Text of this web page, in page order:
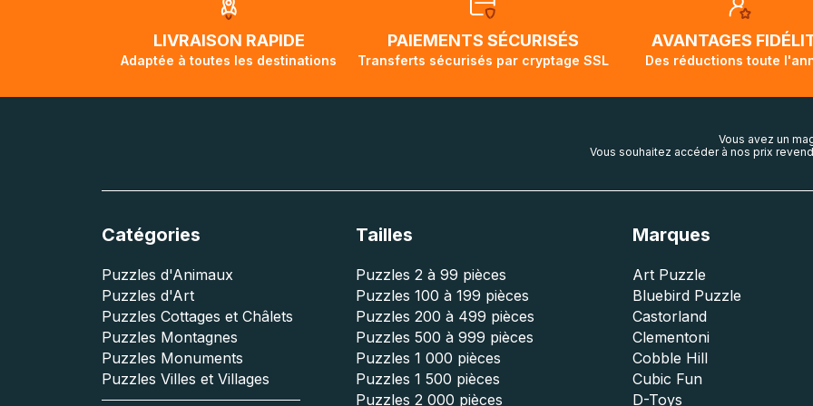
LIVRAISON RAPIDE
Adaptée à toutes les destinations
PAIEMENTS SÉCURISÉS
Transferts sécurisés par cryptage SSL
AVANTAGES
Des réductions toute
Vous avez un
Vous souhaitez accéder à nos prix
Catégories
Puzzles d'Animaux
Puzzles d'Art
Puzzles Cottages et Châlets
Puzzles Montagnes
Puzzles Monuments
Puzzles Villes et Villages
Tailles
Puzzles 2 à 99 pièces
Puzzles 100 à 199 pièces
Puzzles 200 à 499 pièces
Puzzles 500 à 999 pièces
Puzzles 1 000 pièces
Puzzles 1 500 pièces
Puzzles 2 000 pièces
Marques
Art Puzzle
Bluebird Puzzle
Castorland
Clementoni
Cobble Hill
Cubic Fun
D-Toys